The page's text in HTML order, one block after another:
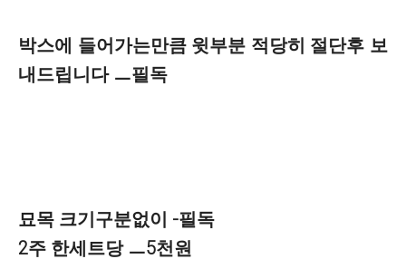
박스에 들어가는만큼 윗부분 적당히 절단후 보
내드립니다 ㅡ필독
묘목 크기구분없이 -필독
2주 한세트당 ㅡ5천원